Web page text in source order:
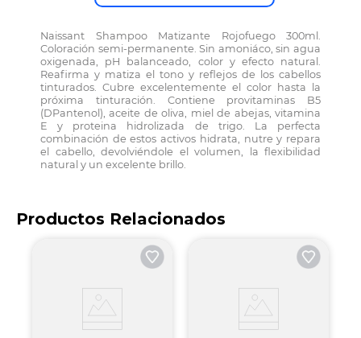
Naissant Shampoo Matizante Rojofuego 300ml.
Coloración semi-permanente. Sin amoniáco, sin agua
oxigenada, pH balanceado, color y efecto natural.
Reafirma y matiza el tono y reflejos de los cabellos
tinturados. Cubre excelentemente el color hasta la
próxima tinturación. Contiene provitaminas B5
(DPantenol), aceite de oliva, miel de abejas, vitamina
E y proteina hidrolizada de trigo. La perfecta
combinación de estos activos hidrata, nutre y repara
el cabello, devolviéndole el volumen, la flexibilidad
natural y un excelente brillo.
Productos Relacionados